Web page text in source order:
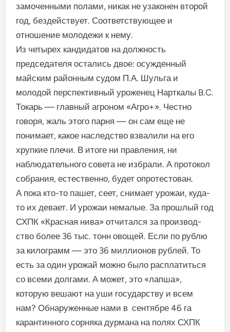
замоченными полами, никак не узаконен второй
год, бездействует. Соответствую­щее и
отношение молодежи к нему.
Из четырех кандидатов на должность
председателя остались двое: осужденный
майским районным судом П.А. Шульга и
молодой пер­спективный уроженец Нарткалы B.C.
Токарь — главный агро­ном «Агро+». Честно
говоря, жаль этого парня — он сам еще не
понимает, какое наследст­во взвалили на его
хрупкие плечи. В итоге ни правления, ни
наблюдательного совета не избрали. А протокол
собра­ния, естественно, будет опротестован.
А пока кто-то пашет, сеет, снимает урожаи, куда-
то их девает. И урожаи немалые. За прошлый год
СХПК «Красная нива» отчитался за производ­
ство более 36 тыс. тонн ово­щей. Если по рублю
за кило­грамм — это 36 миллионов рублей. То
есть за один уро­жай можно было расплатиться
со всеми долгами. А может, это «лапша»,
которую вешают на уши государству и всем
нам? Обнаруженные нами в сентябре 46 га
карантинного сорняка дурмана на полях СХПК